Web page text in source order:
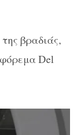
βραδιάς,
Del